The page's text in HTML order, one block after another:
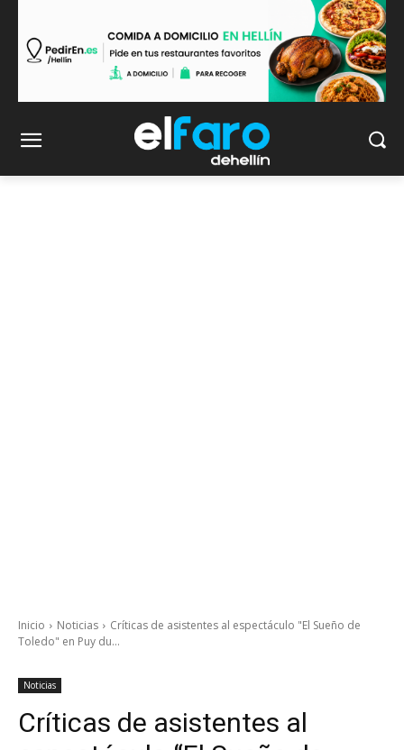
Inicio Noticias
Críticas de asistentes al espectáculo "El Sueño de
Toledo" en Puy du...
Noticias
Críticas de asistentes al